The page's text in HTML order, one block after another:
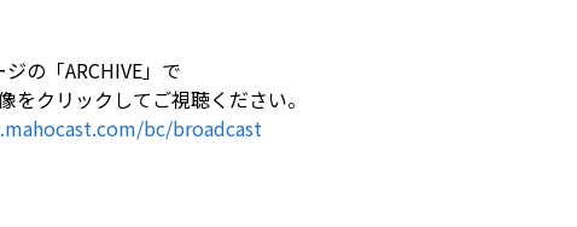
の「ARCHIVE」で
クリックしてご視聴ください。
bc/broadcast